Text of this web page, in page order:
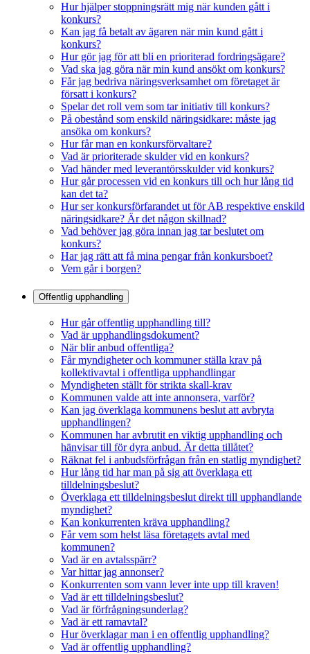
Hur hjälper stoppningsrätt mig när kunden gått i
konkurs?
Kan jag få betalt av ägaren när min kund gått i
konkurs?
Hur gör jag för att bli en prioriterad fordringsägare?
Vad ska jag göra när min kund ansökt om konkurs?
Får jag bedriva näringsverksamhet om företaget är
försatt i konkurs?
Spelar det roll vem som tar initiativ till konkurs?
På obestånd som enskild näringsidkare: måste jag
ansöka om konkurs?
Hur får man en konkursförvaltare?
Vad är prioriterade skulder vid en konkurs?
Vad händer med leverantörsskulder vid konkurs?
Hur går processen vid en konkurs till och hur lång tid
kan det ta?
Hur ser konkursförfarandet ut för AB respektive enskild
näringsidkare? Är det någon skillnad?
Vad behöver jag göra innan jag tar beslutet om
konkurs?
Har jag rätt att få mina pengar från konkursboet?
Vem går i borgen?
Offentlig upphandling
Hur går offentlig upphandling till?
Vad är upphandlingsdokument?
När blir anbud offentliga?
Får myndigheter och kommuner ställa krav på
kollektivavtal i offentliga upphandlingar
Myndigheten ställt för strikta skall-krav
Kommunen valde att inte annonsera, varför?
Kan jag överklaga kommunens beslut att avbryta
upphandlingen?
Kommunen har avbrutit en viktig upphandling och
hänvisar till för dyra anbud. Är detta tillåtet?
Räknat fel i anbudsförfrågan från en statlig myndighet?
Hur lång tid har man på sig att överklaga ett
tilldelningsbeslut?
Överklaga ett tilldelningsbeslut direkt till upphandlande
myndighet?
Kan konkurrenten kräva upphandling?
Får vem som helst läsa företagets avtal med
kommunen?
Vad är en avtalsspärr?
Var hittar jag annonser?
Konkurrenten som vann lever inte upp till kraven!
Vad är ett tilldelningsbeslut?
Vad är förfrågningsunderlag?
Vad är ett ramavtal?
Hur överklagar man i en offentlig upphandling?
Vad är offentlig upphandling?